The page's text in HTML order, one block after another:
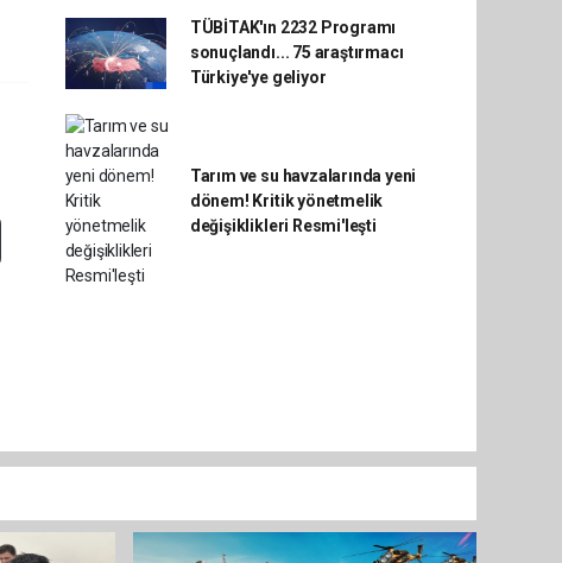
TÜBİTAK'ın 2232 Programı
sonuçlandı... 75 araştırmacı
Türkiye'ye geliyor
Tarım ve su havzalarında yeni
dönem! Kritik yönetmelik
değişiklikleri Resmi'leşti